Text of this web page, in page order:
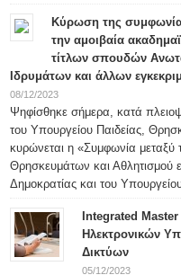
Κύρωση της
την αμοιβαία
τίτλων σπουδών
Ιδρυμάτων και άλλων
08/12/2023
Ψηφίσθηκε σήμερα, κατά
του Υπουργείου Παιδείας,
κυρώνεται η «Συμφωνία μεταξύ
Θρησκευμάτων και Αθλητισμού
Δημοκρατίας και του
Integrated
Ηλεκτρονικών
Δικτύων
05/12/2023